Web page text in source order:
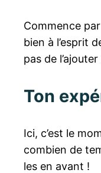
Commence
bien à l’esprit
pas de l’ajouter
Ton
Ici, c’est le
combien de
les en avant !